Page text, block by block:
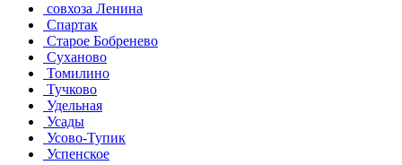
совхоза Ленина
Спартак
Старое Бобренево
Суханово
Томилино
Тучково
Удельная
Усады
Усово-Тупик
Успенское